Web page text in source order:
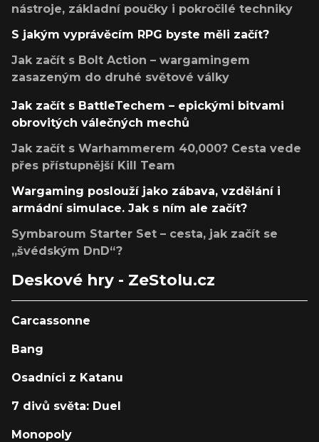
nástroje, základní poučky i pokročilé techniky
S jakým vyprávěcím RPG byste měli začít?
Jak začít s Bolt Action – wargamingem
zasazeným do druhé světové války
Jak začít s BattleTechem – epickými bitvami
obrovitých válečných mechů
Jak začít s Warhammerem 40,000? Cesta vede
přes přístupnější Kill Team
Wargaming poslouží jako zábava, vzdělání i
armádní simulace. Jak s ním ale začít?
Symbaroum Starter Set – cesta, jak začít se
„švédským DnD“?
Deskové hry - ZeStolu.cz
Carcassonne
Bang
Osadníci z Katanu
7 divů světa: Duel
Monopoly